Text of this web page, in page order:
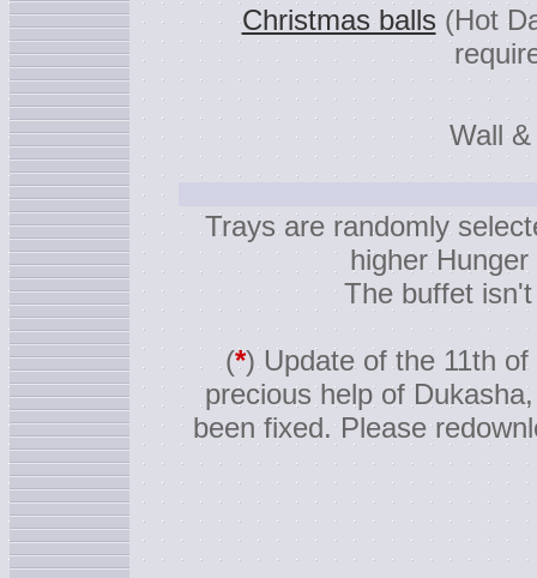
Christmas balls (Hot
Wall
Trays are randomly
higher
The buffet
(*) Update of the 11th
precious help of
been fixed. Please